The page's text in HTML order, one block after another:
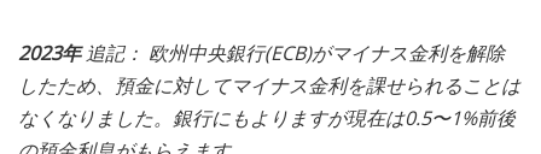
MEDIA– メディア掲載 TRAVEL– 旅行
EVERYDAY– 日常ブログ
2023年追記： 欧州中央銀行(ECB)がマイナス金利を解除
したため、預金に対してマイナス金利を課せられることは
なくなりました。銀行にもよりますが現在は0.5〜1%前後